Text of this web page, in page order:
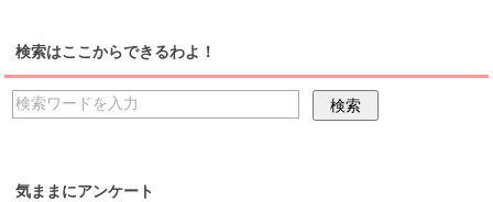
検索はここからできるわよ！
気ままにアンケート